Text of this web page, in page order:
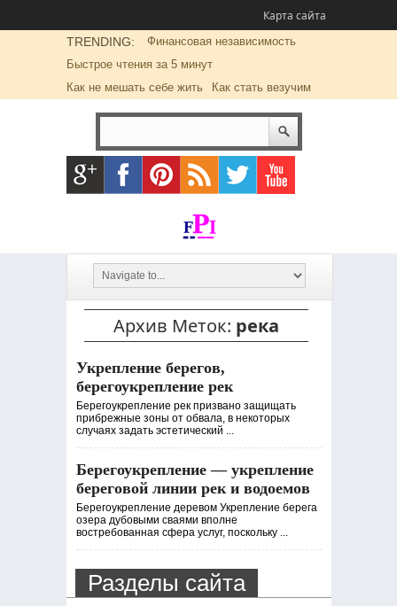
Карта сайта
TRENDING:
Финансовая независимость
Быстрое чтения за 5 минут
Как не мешать себе жить
Как стать везучим
Архив Меток: река
Укрепление берегов,
берегоукрепление рек
Берегоукрепление рек призвано защищать
прибрежные зоны от обвала, в некоторых
случаях задать эстетический ...
Берегоукрепление — укрепление
береговой линии рек и водоемов
Берегоукрепление деревом Укрепление берега
озера дубовыми сваями вполне
востребованная сфера услуг, поскольку ...
Разделы сайта